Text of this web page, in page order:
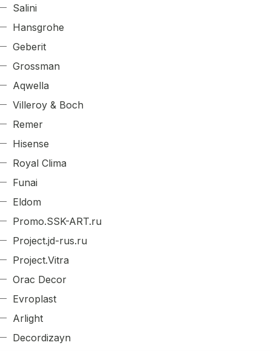
Salini
Hansgrohe
Geberit
Grossman
Aqwella
Villeroy & Boch
Remer
Hisense
Royal Clima
Funai
Eldom
Promo.SSK-ART.ru
Project.jd-rus.ru
Project.Vitra
Orac Decor
Evroplast
Arlight
Decordizayn